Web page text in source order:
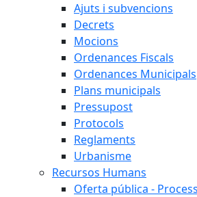
Ajuts i subvencions
Decrets
Mocions
Ordenances Fiscals
Ordenances Municipals
Plans municipals
Pressupost
Protocols
Reglaments
Urbanisme
Recursos Humans
Oferta pública -